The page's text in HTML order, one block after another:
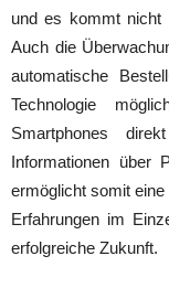
und es kommt nicht
Auch die
automatische
Technologie
Smartphones
Informationen über
ermöglicht somit
Erfahrungen im
erfolgreiche Zukunft.